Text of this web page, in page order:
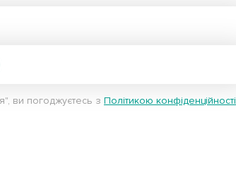
ви погоджуєтесь з Політикою конфіденційності